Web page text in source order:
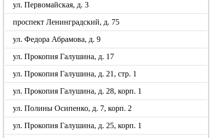
ул. Первомайская, д. 3
проспект Ленинградский, д. 75
ул. Федора Абрамова, д. 9
ул. Прокопия Галушина, д. 17
ул. Прокопия Галушина, д. 21, стр. 1
ул. Прокопия Галушина, д. 28, корп. 1
ул. Полины Осипенко, д. 7, корп. 2
ул. Прокопия Галушина, д. 25, корп. 1